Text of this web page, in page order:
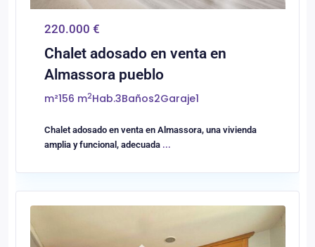
220.000 €
Chalet adosado en venta en
Almassora pueblo
m²156 m2Hab.3Baños2Garaje1
Chalet adosado en venta en Almassora, una vivienda
amplia y funcional, adecuada ...
0 Castellón/Castelló